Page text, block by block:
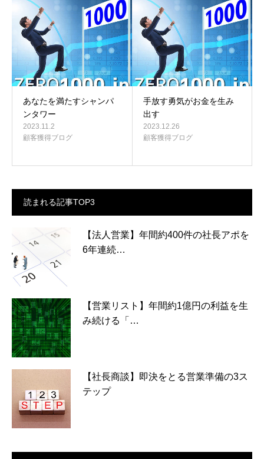
あなたを満たすシャンパ
ンタワー
2023.11.2
顧客獲得ブログ
手放す勇気がお金を生み
出す
2023.12.26
顧客獲得ブログ
読まれる記事TOP3
【法人営業】年間約400件の社長アポを
6年連続…
【営業リスト】年間約1億円の利益を生
み続ける「…
【社長商談】即決をとる営業準備の3ス
テップ